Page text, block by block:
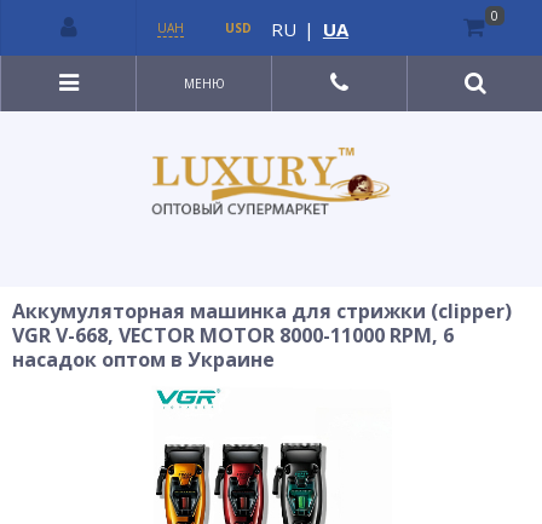
МЕНЮ
Аккумуляторная машинка для стрижки (clipper)
VGR V-668, VECTOR MOTOR 8000-11000 RPM, 6
насадок оптом в Украине
UAH USD RU | UA
0